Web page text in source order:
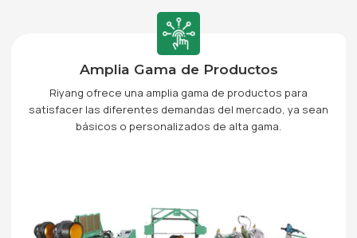
Amplia Gama de Productos
Riyang ofrece una amplia gama de productos para
satisfacer las diferentes demandas del mercado, ya sean
básicos o personalizados de alta gama.